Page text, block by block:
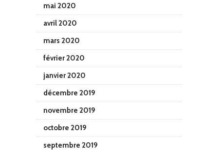
mai 2020
avril 2020
mars 2020
février 2020
janvier 2020
décembre 2019
novembre 2019
octobre 2019
septembre 2019